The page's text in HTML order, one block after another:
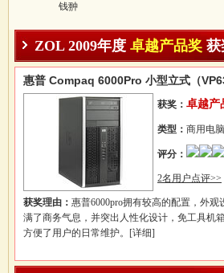
钱翀
ZOL 2009年度 卓越产品奖 获
惠普 Compaq 6000Pro 小型立式（
获奖： 卓越产
类型： 商用电脑
评分：
2名用户点评>>
获奖理由： 惠普6000pro拥有较高的配置，外观
满了商务气息，并突出人性化设计，免工具机
方便了用户的日常维护。 [详细]